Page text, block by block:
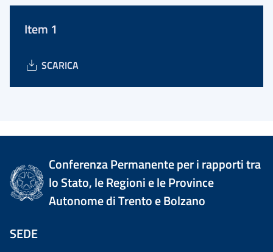
Item 1
SCARICA
Conferenza Permanente per i rapporti tra
lo Stato, le Regioni e le Province
Autonome di Trento e Bolzano
SEDE